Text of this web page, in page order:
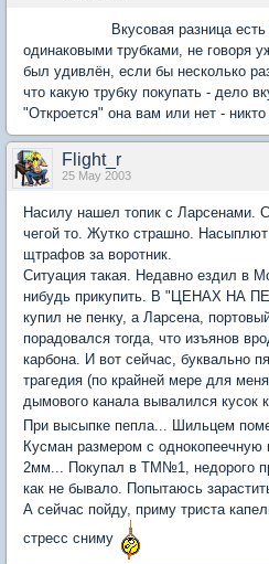
Вкусовая разница есть
одинаковыми трубками, не говоря
был удивлён, если бы несколько
что какую трубку покупать - дело
"Откроется" она вам или нет
Flight_r
25 May 2003
Насилу нашел топик с Ларсенами.
чегой то. Жутко страшно. Насыплют
щтрафов за воротник.
Ситуация такая. Недавно ездил в
нибудь прикупить. В "ЦЕНАХ НА
купил не пенку, а Ларсена,
порадовался тогда, что изъянов
карбона. И вот сейчас, буквально
трагедия (по крайней мере для
дымового канала вывалился кусок
При высыпке пепла... Шильцем
Кусман размером с
2мм... Покупал в ТМ№1, недорого
как не бывало. Попытаюсь
А сейчас пойду, приму триста
стресс сниму